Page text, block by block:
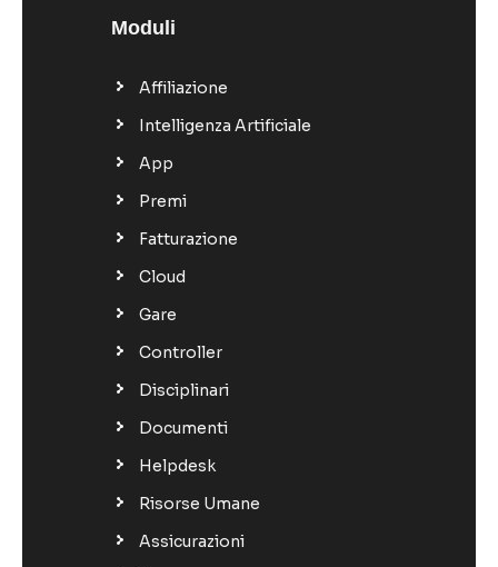
Moduli
Affiliazione
Intelligenza Artificiale
App
Premi
Fatturazione
Cloud
Gare
Controller
Disciplinari
Documenti
Helpdesk
Risorse Umane
Assicurazioni